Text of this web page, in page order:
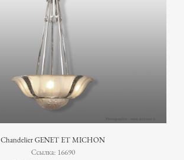
Chandelier GENET ET MICHON
Ссылка: 16690